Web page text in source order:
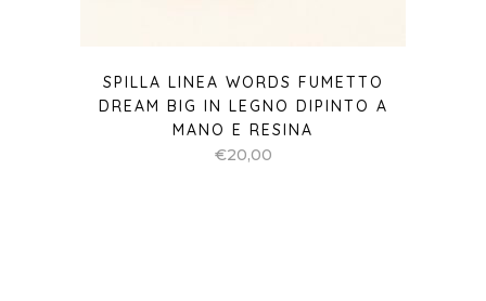
SPILLA LINEA WORDS FUMETTO
DREAM BIG IN LEGNO DIPINTO A
MANO E RESINA
€20,00